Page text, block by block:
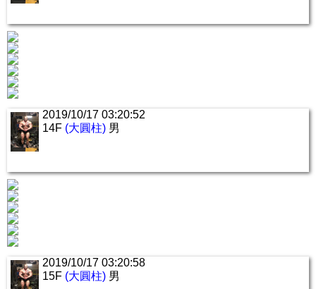
2019/10/17 03:20:52
14F (大圓柱) 男
2019/10/17 03:20:58
15F (大圓柱) 男